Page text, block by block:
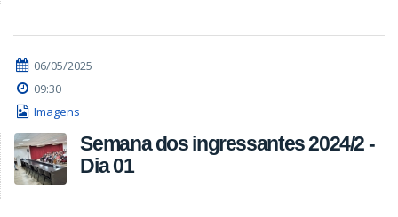
06/05/2025
09:30
Imagens
Semana dos ingressantes 2024/2 -
Dia 01